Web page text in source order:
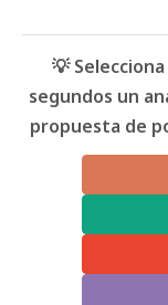
💡
segundos un
propuesta de